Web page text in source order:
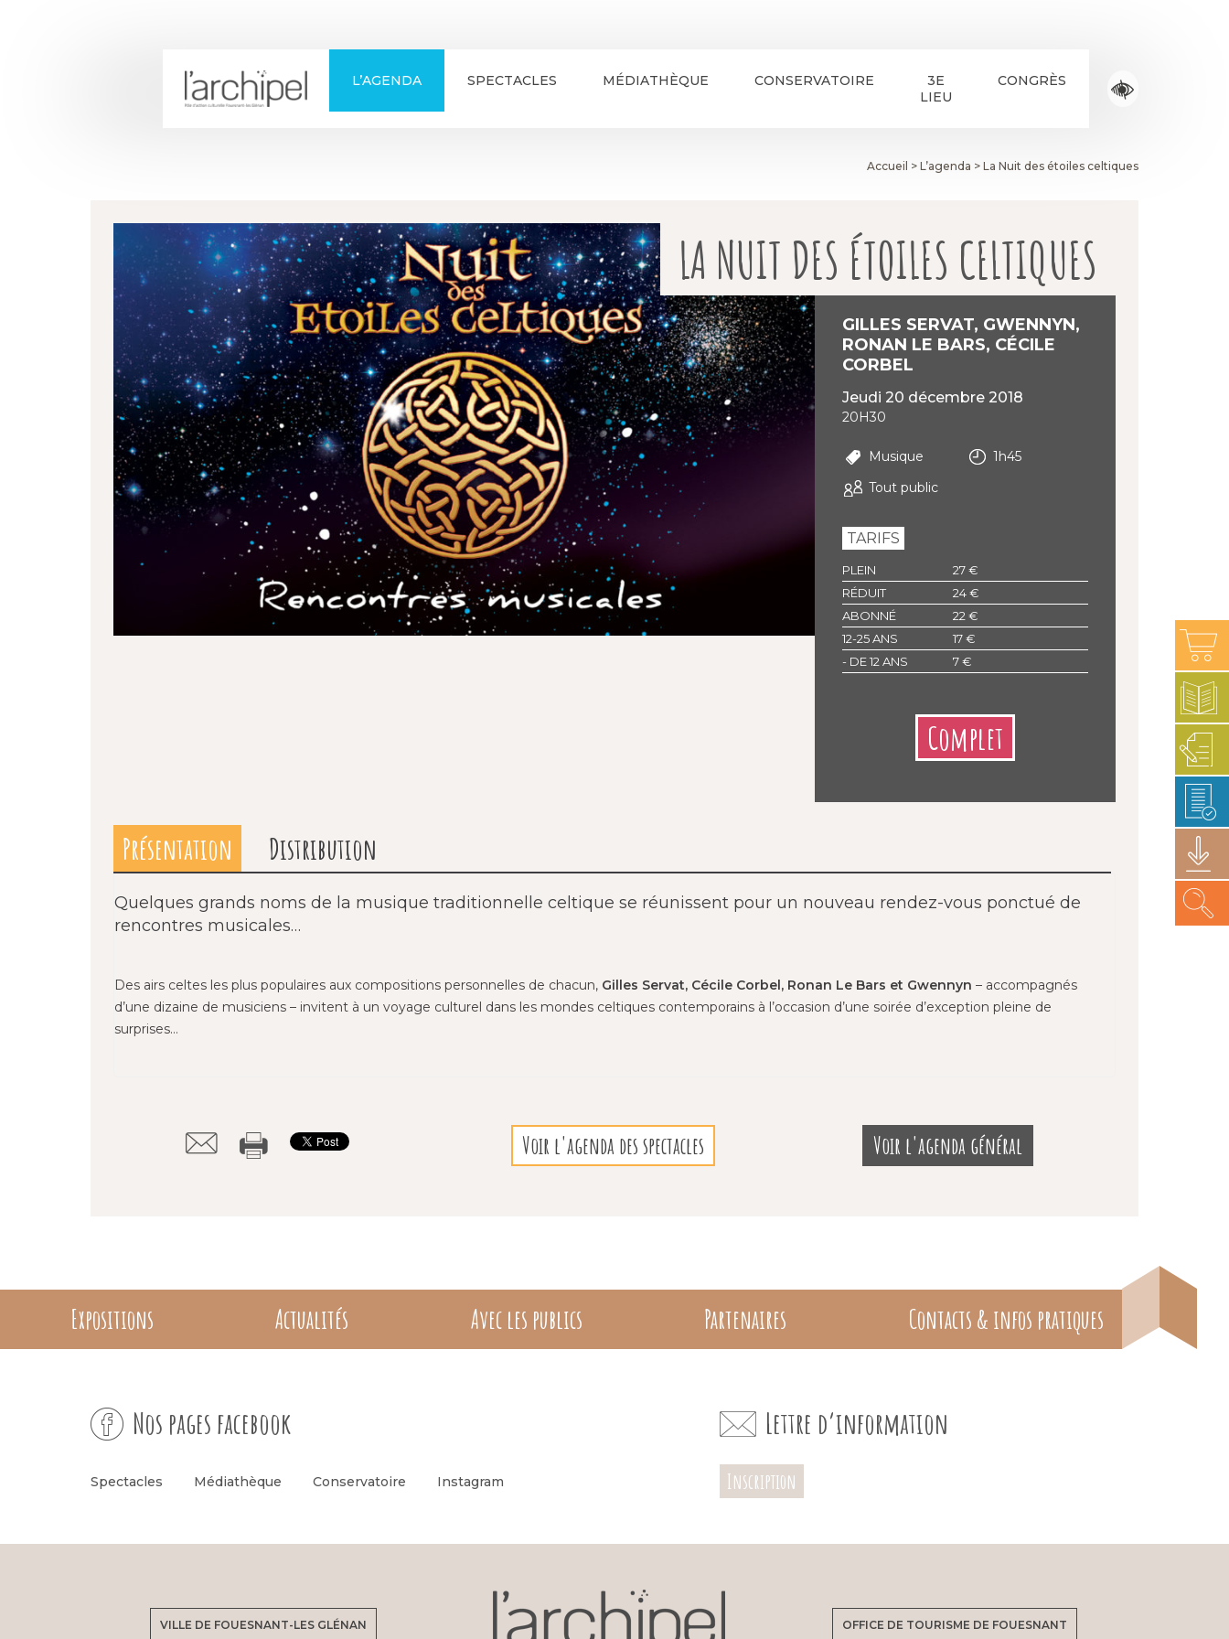
L’AGENDA SPECTACLES MÉDIATHÈQUE CONSERVATOIRE
3E
LIEU
CONGRÈS
Accueil > L’agenda > La Nuit des étoiles celtiques
LA NUIT DES ÉTOILES CELTIQUES
GILLES SERVAT, GWENNYN,
RONAN LE BARS, CÉCILE
CORBEL
jeudi 20 décembre 2018
20H30
Musique
1h45
Tout public
TARIFS
PLEIN
27 €
RÉDUIT
24 €
ABONNÉ
22 €
12-25 ANS
17 €
- DE 12 ANS
7 €
Complet
Présentation Distribution
Quelques grands noms de la musique traditionnelle celtique se réunissent pour un nouveau rendez-vous ponctué de
rencontres musicales…
Des airs celtes les plus populaires aux compositions personnelles de chacun, Gilles Servat, Cécile Corbel, Ronan Le Bars et Gwennyn – accompagnés
d’une dizaine de musiciens – invitent à un voyage culturel dans les mondes celtiques contemporains à l’occasion d’une soirée d’exception pleine de
surprises…
Voir l'agenda des spectacles Voir l'agenda général
Expositions Actualités Avec les publics Partenaires Contacts & infos pratiques
Nos pages facebook
Spectacles Médiathèque Conservatoire Instagram
Lettre d’information
Inscription
VILLE DE FOUESNANT-LES GLÉNAN OFFICE DE TOURISME DE FOUESNANT